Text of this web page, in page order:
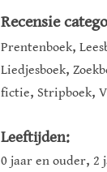
Recensie
Prentenboek,
Liedjesboek,
fictie, Stripboek,
Leeftijden:
0 jaar en ouder, 2